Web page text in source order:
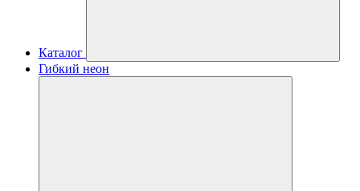
Каталог
Гибкий неон